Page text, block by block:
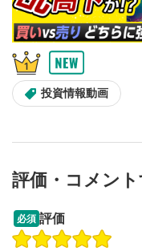
投資情報動画
操作説明動画
評価・コメント
必須 評価